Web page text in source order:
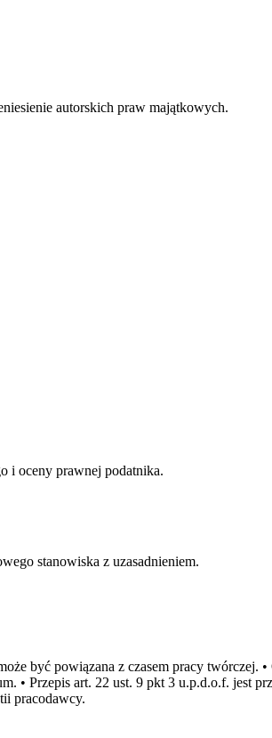
autorskich praw majątkowych.
i oceny prawnej podatnika.
stanowiska z uzasadnieniem.
być powiązana z czasem pracy twórczej.
Przepis art. 22 ust. 9 pkt 3 u.p.d.o.f. jest
pracodawcy.